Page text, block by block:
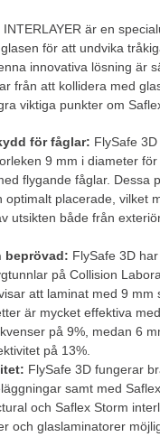
INTERLAYER är en
för att undvika
innovativa lösning är
från att kollidera med
viktiga punkter om
för fåglar: FlySafe
9 mm i diameter
flygande fåglar. Dessa
optimalt placerade, vilket
utsikten både från
beprövad: FlySafe 3D
på Collision
att laminat med 9 mm
är mycket effektiva med
på 9%, medan 6
på 13%.
FlySafe 3D fungerar
samt med
och Saflex Storm
och glaslaminatorer